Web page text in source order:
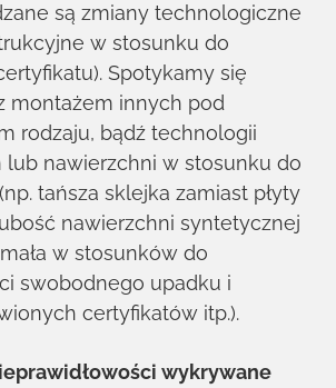
są zmiany technologiczne
w stosunku do
Spotykamy się
montażem innych pod
rodzaju, bądź technologii
lub nawierzchni w stosunku do
tańsza sklejka zamiast płyty
nawierzchni syntetycznej
w stosunków do
swobodnego upadku i
certyfikatów itp.).
wykrywane